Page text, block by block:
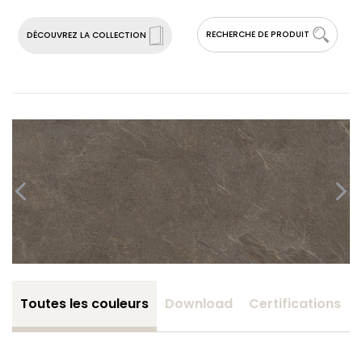
DÉCOUVREZ LA COLLECTION RECHERCHE DE PRODUIT
Toutes les couleurs Download Certifications